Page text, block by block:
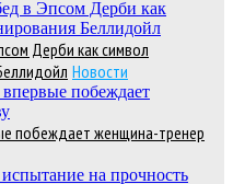
Дерби как символ
Новости
побеждает женщина-тренер